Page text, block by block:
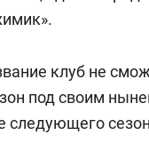
клуб не
под своим
следующего